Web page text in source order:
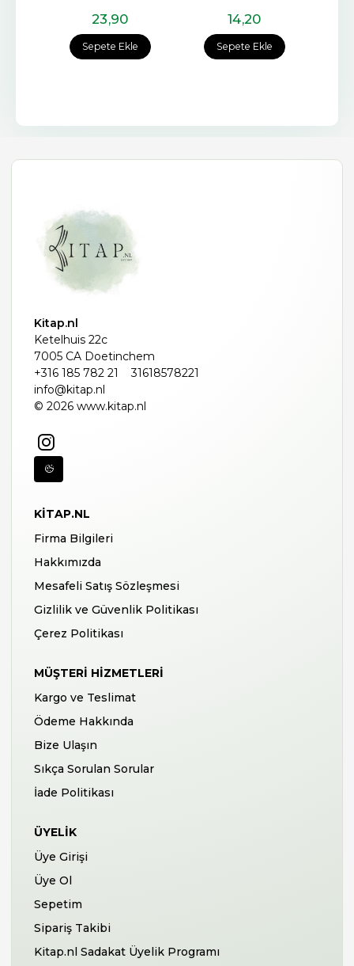
Sepete Ekle
23,90
Sepete Ekle
14,20
Kitap.nl
Ketelhuis 22c
7005 CA Doetinchem
+316 185 782 21
31618578221
info@kitap.nl
© 2026 www.kitap.nl
KITAP.NL
Firma Bilgileri
Hakkımızda
Mesafeli Satış Sözleşmesi
Gizlilik ve Güvenlik Politikası
Çerez Politikası
MÜŞTERI HIZMETLERI
Kargo ve Teslimat
Ödeme Hakkında
Bize Ulaşın
Sıkça Sorulan Sorular
İade Politikası
ÜYELIK
Üye Girişi
Üye Ol
Sepetim
Sipariş Takibi
Kitap.nl Sadakat Üyelik Programı